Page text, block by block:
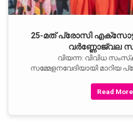
25-മത് പ്രോസി
വര്‍ണ്ണോജ്വല
വിയന്ന: വിവിധ
സമ്മേളനവേദിയായി മാറിയ
Read More